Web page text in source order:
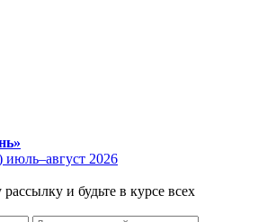
июль–август 2026
и будьте в курсе всех